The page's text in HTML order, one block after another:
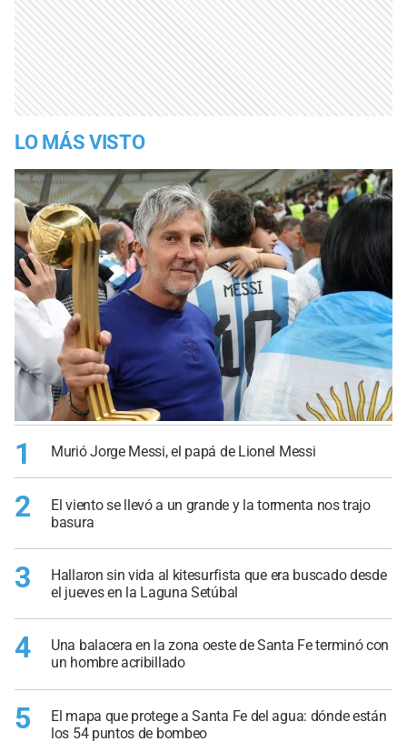
LO MÁS VISTO
1 Murió Jorge Messi, el papá de Lionel Messi
2
El viento se llevó a un grande y la tormenta nos trajo
basura
3
Hallaron sin vida al kitesurfista que era buscado desde
el jueves en la Laguna Setúbal
4
Una balacera en la zona oeste de Santa Fe terminó con
un hombre acribillado
5
El mapa que protege a Santa Fe del agua: dónde están
los 54 puntos de bombeo